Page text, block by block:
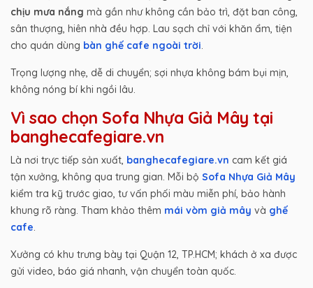
chịu mưa nắng mà gần như không cần bảo trì, đặt ban công,
sân thượng, hiên nhà đều hợp. Lau sạch chỉ với khăn ẩm, tiện
cho quán dùng bàn ghế cafe ngoài trời
Trọng lượng nhẹ, dễ di chuyển; sợi nhựa không bám bụi mịn,
không nóng bí khi ngồi lâu.
Vì sao chọn Sofa Nhựa Giả Mây tại
banghecafegiare.vn
Là nơi trực tiếp sản xuất, banghecafegiare.vn cam kết giá
tận xưởng, không qua trung gian. Mỗi bộ Sofa Nhựa Giả Mây
kiểm tra kỹ trước giao, tư vấn phối màu miễn phí, bảo hành
khung rõ ràng. Tham khảo thêm mái vòm giả mây và ghế
cafe
Xưởng có khu trưng bày tại Quận 12, TP.HCM; khách ở xa được
gửi video, báo giá nhanh, vận chuyển toàn quốc.